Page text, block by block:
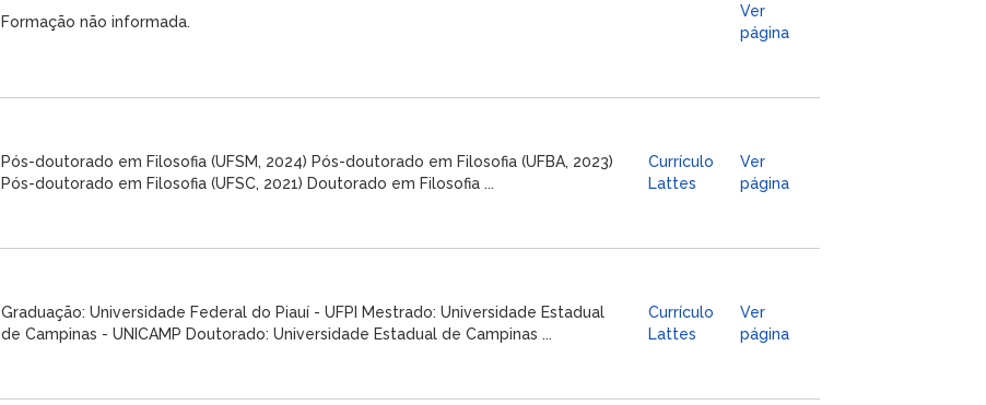
Formação não informada.
Ver
página
Pós-doutorado em Filosofia (UFSM, 2024) Pós-doutorado em Filosofia (UFBA, 2023)
Pós-doutorado em Filosofia (UFSC, 2021) Doutorado em Filosofia ...
Currículo
Lattes
Ver
página
Graduação: Universidade Federal do Piauí - UFPI Mestrado: Universidade Estadual
de Campinas - UNICAMP Doutorado: Universidade Estadual de Campinas ...
Currículo
Lattes
Ver
página